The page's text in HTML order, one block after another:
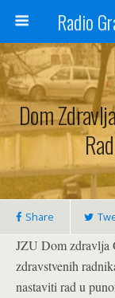
Dom
Share
JZU Dom zdravlja
zdravstvenih
nastaviti rad u